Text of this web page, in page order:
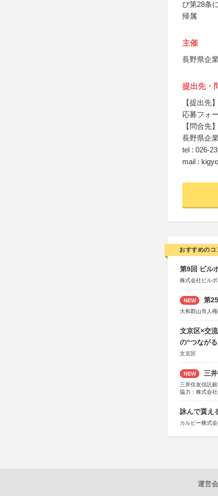
び第28条
帰属
主催
長野県企
提出先・
【提出先】
応募フォ
【問合先】
長野県企
tel : 026-
mail :
おすすめのコ
第9回 ビル
株式会社ビルボ
NEW 第
大和郡山市人
文京区×交
の“つなが
文京区
NEW 三
三井住友信託
協力：株式会
詠んで貰え
カルビー株式会
運営